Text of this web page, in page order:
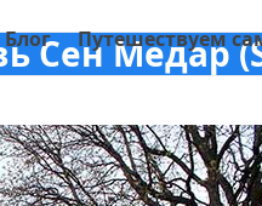
Блог Путешествуем
Сен Медар